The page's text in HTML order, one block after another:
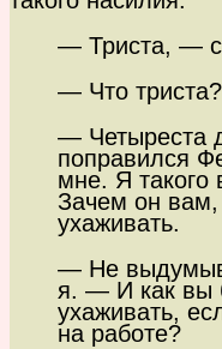
— Триста, —
— Что
— Четыреста
поправился
мне. Я такого
Зачем он вам,
ухаживать.
— Не
я. — И как вы
ухаживать,
на работе?